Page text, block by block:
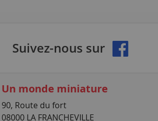
Suivez-nous sur
Un monde miniature
90, Route du fort
08000 LA FRANCHEVILLE